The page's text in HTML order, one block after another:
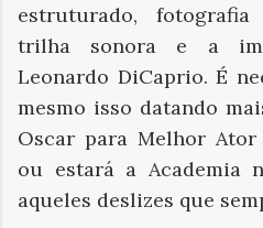
estruturado, fotografia
trilha sonora e a
Leonardo DiCaprio. É
mesmo isso datando
Oscar para Melhor
ou estará a Academia
aqueles deslizes que